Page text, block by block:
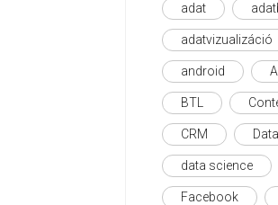
adat
adatvizualizáció
android
BTL
CRM Data
data science
Facebook